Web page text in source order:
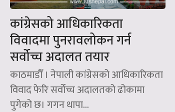
कांग्रेसको आधिकारिकता
विवादमा पुनरावलोकन गर्न
सर्वोच्च अदालत तयार
काठमाडौँ । नेपाली कांग्रेसको आधिकारिकता
विवाद फेरि सर्वोच्च अदालतको ढोकामा
पुगेको छ। गगन थापा...